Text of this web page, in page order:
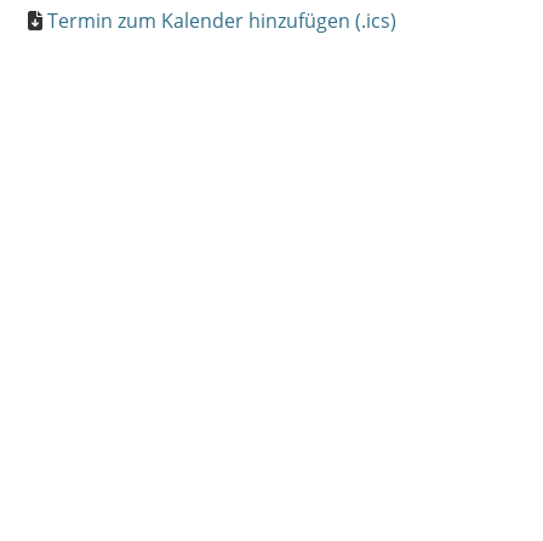
Termin zum Kalender hinzufügen (.ics)